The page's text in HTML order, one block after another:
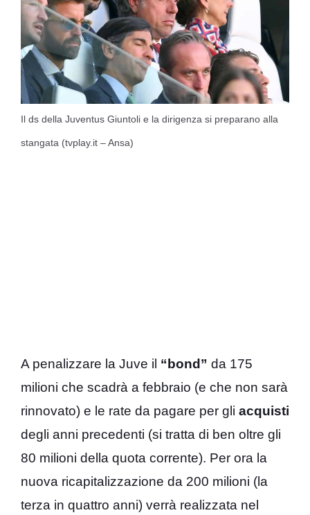
Il ds della Juventus Giuntoli e la dirigenza si preparano alla
stangata (tvplay.it – Ansa)
A penalizzare la Juve il “bond” da 175
milioni che scadrà a febbraio (e che non sarà
rinnovato) e le rate da pagare per gli acquisti
degli anni precedenti (si tratta di ben oltre gli
80 milioni della quota corrente). Per ora la
nuova ricapitalizzazione da 200 milioni (la
terza in quattro anni) verrà realizzata nel